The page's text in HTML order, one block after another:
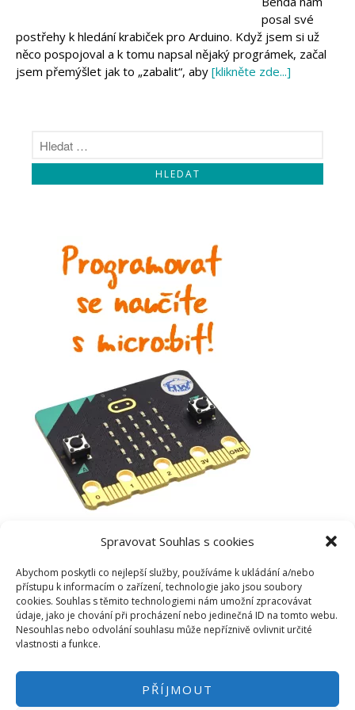
Spravovat Souhlas s cookies
Abychom poskytli co nejlepší služby, používáme k ukládání a/nebo
přístupu k informacím o zařízení, technologie jako jsou soubory
cookies. Souhlas s těmito technologiemi nám umožní zpracovávat
údaje, jako je chování při procházení nebo jedinečná ID na tomto webu.
Nesouhlas nebo odvolání souhlasu může nepříznivě ovlivnit určité
vlastnosti a funkce.
PŘÍJMOUT
Videa
Koupit
posal své
postřehy k hledání krabiček pro Arduino. Když jsem si už
něco pospojoval a k tomu napsal nějaký prográmek, začal
jsem přemýšlet jak to „zabalit“, aby [klikněte zde...]